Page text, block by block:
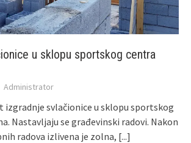
u sklopu sportskog centra
Administrator
izgradnje svlačionice u sklopu sportskog
Nastavljaju se građevinski radovi. Nakon
radova izlivena je zolna, [...]